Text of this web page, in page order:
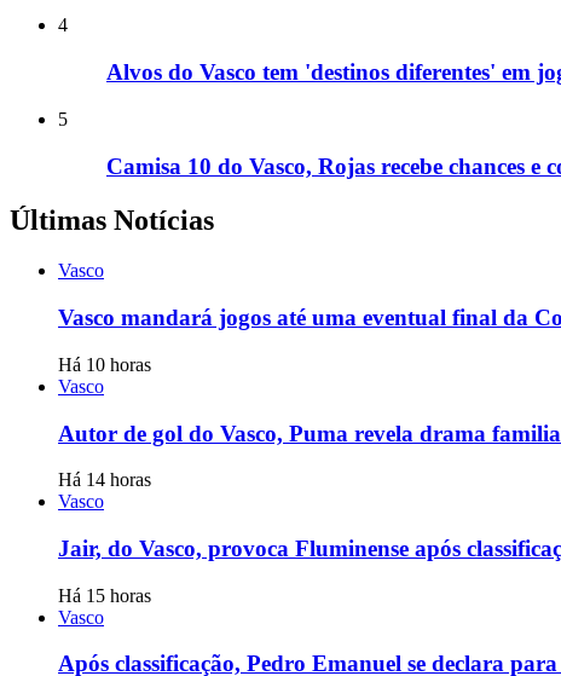
4
Alvos do Vasco tem 'destinos diferentes' em
5
Camisa 10 do Vasco, Rojas recebe chances e
Últimas Notícias
Vasco
Vasco mandará jogos até uma eventual final da
Há 10 horas
Vasco
Autor de gol do Vasco, Puma revela drama
Há 14 horas
Vasco
Jair, do Vasco, provoca Fluminense após
Há 15 horas
Vasco
Após classificação, Pedro Emanuel se declara